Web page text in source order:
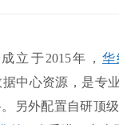
立于2015年，
中心资源，是专
另外配置自研顶